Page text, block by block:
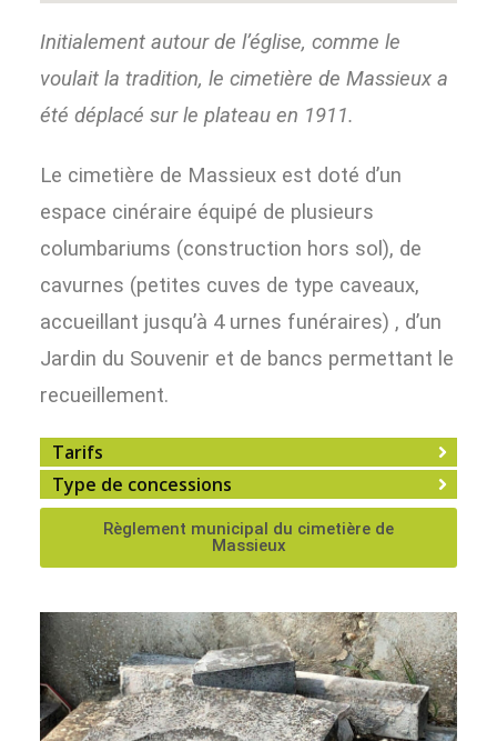
Initialement autour de l’église, comme le
voulait la tradition, le cimetière de Massieux a
été déplacé sur le plateau en 1911.
Le cimetière de Massieux est doté d’un
espace cinéraire équipé de plusieurs
columbariums (construction hors sol), de
cavurnes (petites cuves de type caveaux,
accueillant jusqu’à 4 urnes funéraires) , d’un
Jardin du Souvenir et de bancs permettant le
recueillement.
Tarifs
Type de concessions
Règlement municipal du cimetière de
Massieux